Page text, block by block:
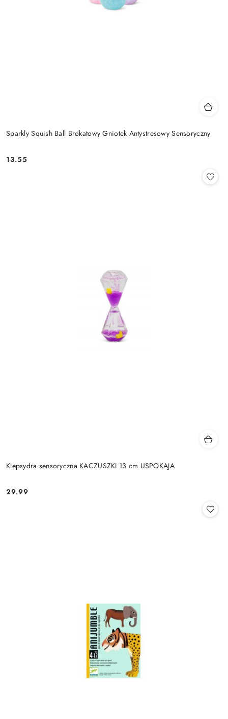
Sparkly Squish Ball Brokatowy Gniotek Antystresowy Sensoryczny
Cena:
13.55
Klepsydra sensoryczna KACZUSZKI 13 cm USPOKAJA
Cena:
29.99